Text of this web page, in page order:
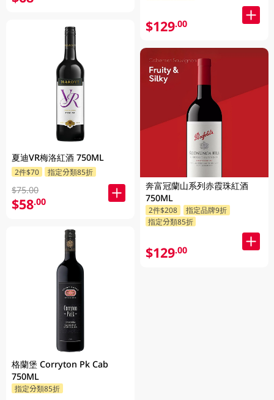
夏迪VR梅洛紅酒 750ML
2件$70 指定分類85折
$75.00
$58.00
格蘭堡 Corryton Pk Cab
750ML
指定分類85折
$129.00
奔富冠蘭山系列赤霞珠紅酒
750ML
2件$208
指定品牌9折
指定分類85折
$129.00